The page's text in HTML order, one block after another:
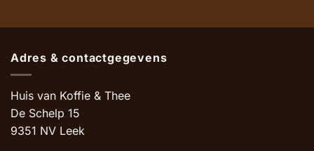
Adres & contactgegevens
Huis van Koffie & Thee
De Schelp 15
9351 NV Leek